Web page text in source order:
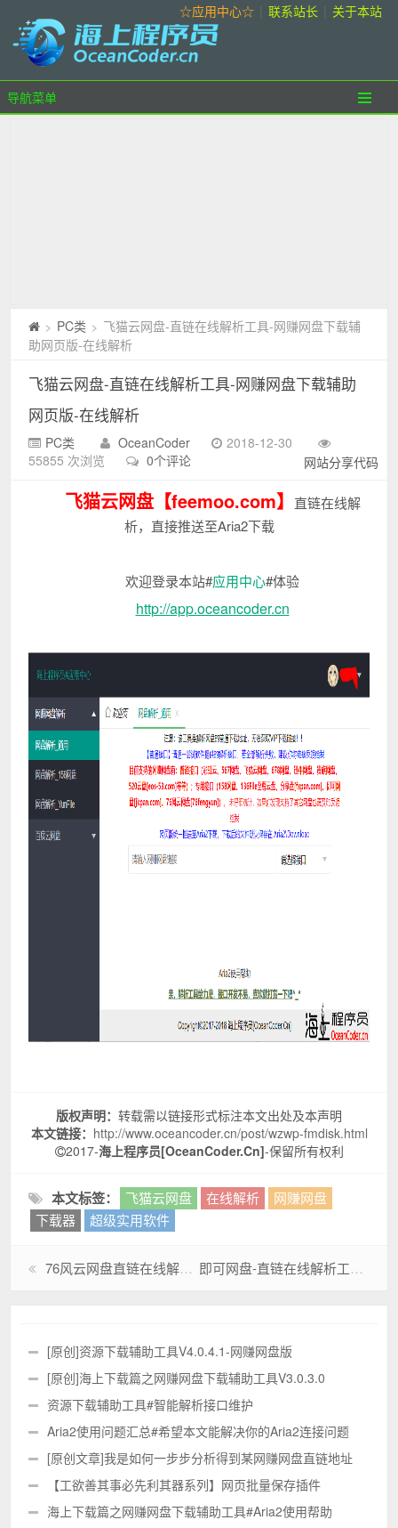
☆应用中心☆ 联系站长 关于本站
导航菜单
> PC类 > 飞猫云网盘-直链在线解析工具-网赚网盘下载辅
助网页版-在线解析
飞猫云网盘-直链在线解析工具-网赚网盘下载辅助
网页版-在线解析
PC类 OceanCoder
2018-12-30
55855 次浏览
0个评论 网站分享代码
飞猫云网盘【feemoo.com】
直链在线解
析，直接推送至Aria2下载
欢迎登录本站#应用中心#体验
http://app.oceancoder.cn
版权声明： 转载需以链接形式标注本文出处及本声明
本文链接： http://www.oceancoder.cn/post/wzwp-fmdisk.html
2017-海上程序员[OceanCoder.Cn]-保留所有权利
本文标签： 飞猫云网盘 在线解析
网赚网盘
下载器
超级实用软件
76风云网盘直链在线解析工具-网赚网盘下载辅助网页版-在线解析 即可网盘-直链在线解析工具-网赚网盘下载辅助网页版-在线解析
[原创]资源下载辅助工具V4.0.4.1-网赚网盘版
[原创]海上下载篇之网赚网盘下载辅助工具V3.0.3.0
资源下载辅助工具#智能解析接口维护
Aria2使用问题汇总#希望本文能解决你的Aria2连接问题
[原创文章]我是如何一步步分析得到某网赚网盘直链地址
的
【工欲善其事必先利其器系列】网页批量保存插件
ScrapBook X
海上下载篇之网赚网盘下载辅助工具#Aria2使用帮助